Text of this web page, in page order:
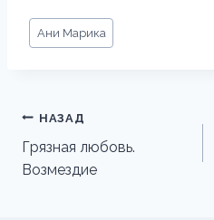
Метки
записи:
Ани Марика
Навигация
по
записям
НАЗАД
Грязная любовь.
Возмездие